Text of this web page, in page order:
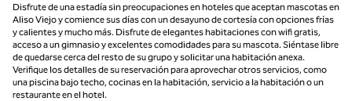
Disfrute de una estadía sin preocupaciones en hoteles que aceptan mascotas en
Aliso Viejo y comience sus días con un desayuno de cortesía con opciones frías
y calientes y mucho más. Disfrute de elegantes habitaciones con wifi gratis,
acceso a un gimnasio y excelentes comodidades para su mascota. Siéntase libre
de quedarse cerca del resto de su grupo y solicitar una habitación anexa.
Verifique los detalles de su reservación para aprovechar otros servicios, como
una piscina bajo techo, cocinas en la habitación, servicio a la habitación o un
restaurante en el hotel.